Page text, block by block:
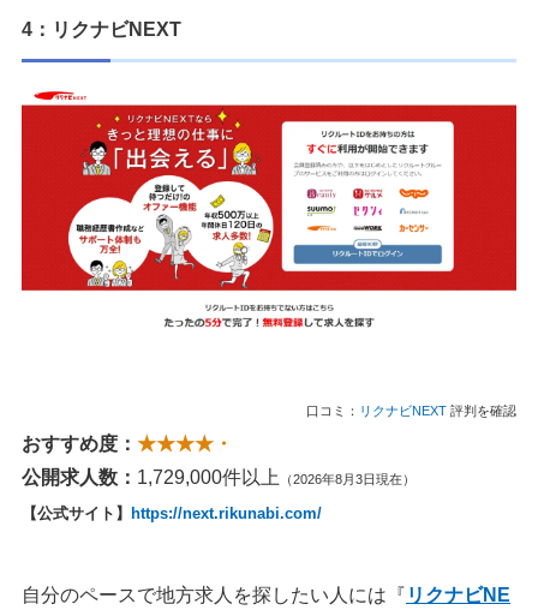
4：リクナビNEXT
口コミ： リクナビNEXT 評判を確認
おすすめ度： ★★★★・
公開求人数： 1,729,000件以上 （2026年8月3日現在）
【公式サイト】 https://next.rikunabi.com/
自分のペースで地方求人を探したい人には『 リクナビNE